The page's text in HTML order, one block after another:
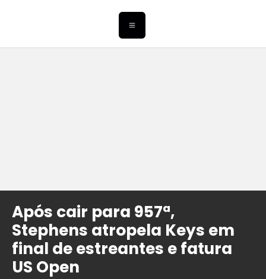
Após cair para 957ª,
Stephens atropela Keys em
final de estreantes e fatura
US Open